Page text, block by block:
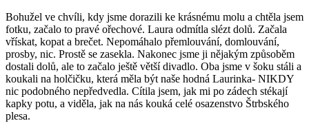
Bohužel ve chvíli, kdy jsme dorazili ke krásnému molu a chtěla jsem
fotku, začalo to pravé ořechové. Laura odmítla slézt dolů. Začala
vřískat, kopat a brečet. Nepomáhalo přemlouvání, domlouvání,
prosby, nic. Prostě se zasekla. Nakonec jsme ji nějakým způsoběm
dostali dolů, ale to začalo ještě větší divadlo. Oba jsme v šoku stáli a
koukali na holčičku, která měla být naše hodná Laurinka- NIKDY
nic podobného nepředvedla. Cítila jsem, jak mi po zádech stékají
kapky potu, a viděla, jak na nás kouká celé osazenstvo Štrbského
plesa.